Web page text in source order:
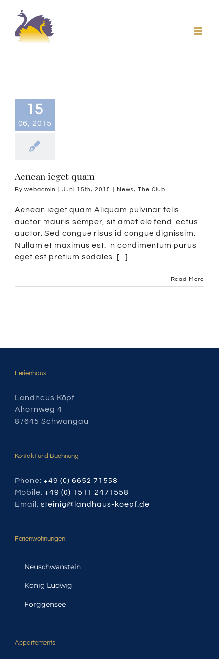
content
15
06, 2015
Aenean ieget quam
By webadmin Juni 15th, 2015 News, The Club
Aenean ieget quam Aliquam pulvinar felis
auctor mauris semper, sit amet eleifend lectus
auctor. Sed congue risus id congue dignissim.
Nullam et maximus est. In condimentum purus
eget est pretium sodales. [...]
Read More
Ferienhaus
Landhaus Köpf
Ahornweg 4
87645 Schwangau
Kontakt und Buchnung
Phone: +49 (0) 6652 71558
Mobile: +49 (0) 1511 2471558
Email: steinig@landhaus-koepf.de
Ferienwohnungen
Neuschwanstein
König Ludwig
Forggensee
Appartements